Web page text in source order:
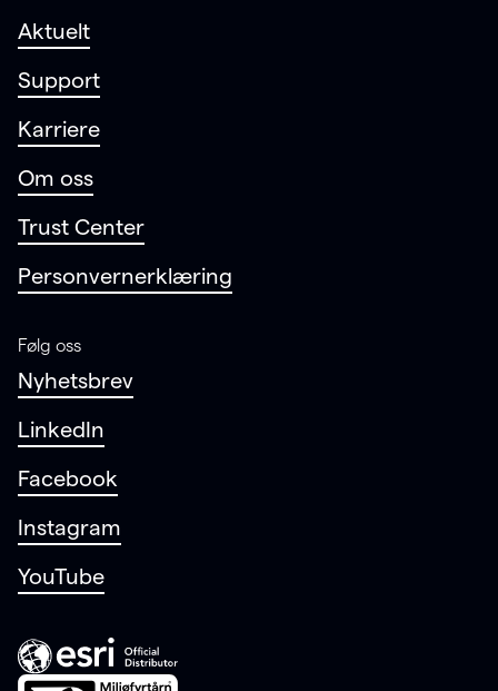
Aktuelt
Support
Karriere
Om oss
Trust Center
Personvernerklæring
Følg oss
Nyhetsbrev
LinkedIn
Facebook
Instagram
YouTube